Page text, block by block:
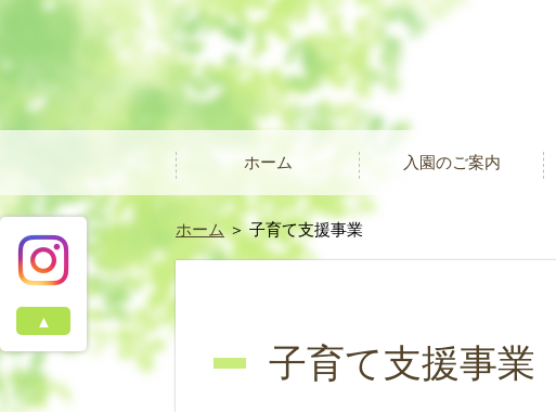
ホーム 入園のご案内
▲
ホーム＞ 子育て支援事業
子育て支援事業